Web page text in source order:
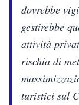
dovrebbe
gestirebbe
attività
rischia di
turistici sul